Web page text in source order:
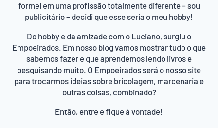
formei em uma profissão totalmente diferente – sou
publicitário – decidi que esse seria o meu hobby!
Do hobby e da amizade com o Luciano, surgiu o
Empoeirados. Em nosso blog vamos mostrar tudo o que
sabemos fazer e que aprendemos lendo livros e
pesquisando muito. O Empoeirados será o nosso site
para trocarmos ideias sobre bricolagem, marcenaria e
outras coisas, combinado?
Então, entre e fique à vontade!